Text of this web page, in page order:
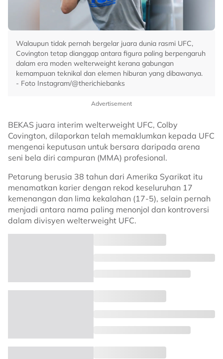
Walaupun tidak pernah bergelar juara dunia rasmi UFC,
Covington tetap dianggap antara figura paling berpengaruh
dalam era moden welterweight kerana gabungan
kemampuan teknikal dan elemen hiburan yang dibawanya.
- Foto Instagram/@therichiebanks
Advertisement
BEKAS juara interim welterweight UFC, Colby
Covington, dilaporkan telah memaklumkan kepada UFC
mengenai keputusan untuk bersara daripada arena
seni bela diri campuran (MMA) profesional.
Petarung berusia 38 tahun dari Amerika Syarikat itu
menamatkan karier dengan rekod keseluruhan 17
kemenangan dan lima kekalahan (17-5), selain pernah
menjadi antara nama paling menonjol dan kontroversi
dalam divisyen welterweight UFC.